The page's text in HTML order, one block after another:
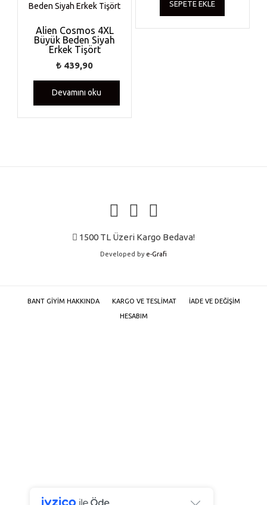
SEPETE EKLE
Alien Cosmos 4XL
Büyük Beden Siyah
Erkek Tişört
₺ 439,90
Devamını oku
1500 TL Üzeri Kargo Bedava!
Developed by e-Grafi
BANT GIYIM HAKKINDA KARGO VE TESLIMAT İADE VE DEĞIŞIM
HESABIM